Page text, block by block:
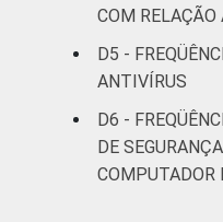
De
RENDA
FAMILIAR
COM RELAÇÃO
D5 -
ANTIVÍRUS
D6 -
DE
COMPUTADOR